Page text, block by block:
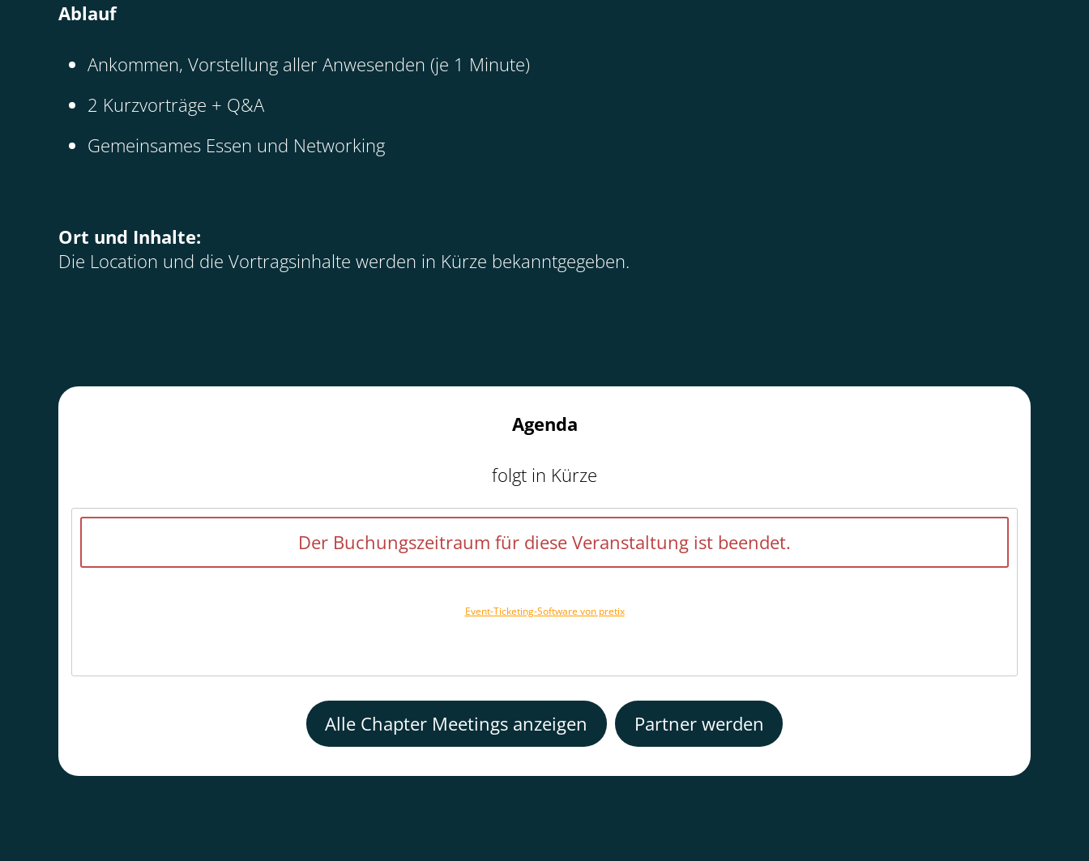
Ablauf
Ankommen, Vorstellung aller Anwesenden (je 1 Minute)
2 Kurzvorträge + Q&A
Gemeinsames Essen und Networking
Ort und Inhalte:
Die Location und die Vortragsinhalte werden in Kürze bekanntgegeben.
Agenda
folgt in Kürze
Der Buchungszeitraum für diese Veranstaltung ist beendet.
Event-Ticketing-Software von pretix
Alle Chapter Meetings anzeigen Partner werden